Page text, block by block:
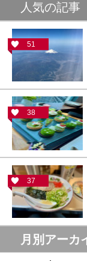
人気の記事
51
38
37
月別アーカ